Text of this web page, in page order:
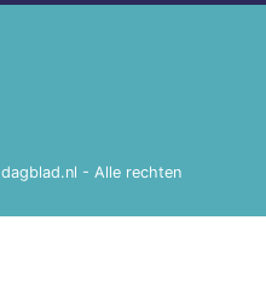
- Alle rechten